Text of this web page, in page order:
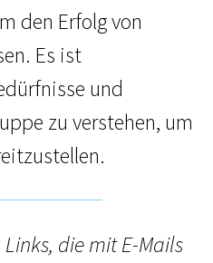
den Erfolg von
Es ist
und
zu verstehen, um
Links, die mit E-Mails